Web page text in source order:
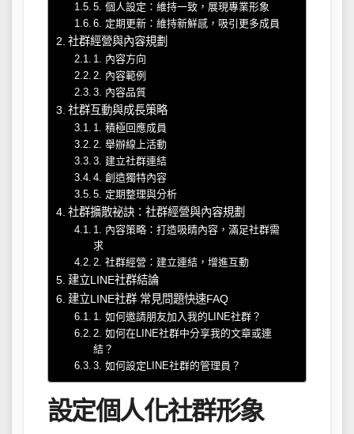
5. 個人設定：維持一致，展現專業形象
6. 定期更新：維持新鮮感，吸引更多成員
社群經營與內容規劃
1. 內容方向
2. 內容範例
3. 內容品質
社群互動與成長策略
1. 積極回應成員
2. 舉辦線上活動
3. 建立社群連結
4. 創造獨特內容
5. 定期整理與分析
社群擴散祕訣：社群經營與內容規劃
1. 內容策略：打造吸睛內容，滿足社群需
求
2. 社群經營：建立連結，增進互動
建立LINE社群結論
建立LINE社群 常見問題快速FAQ
1. 如何邀請朋友加入我的LINE社群？
2. 如何在LINE社群中分享我的文章或連
結？
3. 如何設定LINE社群的管理員？
設定個人化社群形象